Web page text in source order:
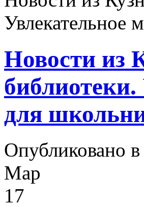
Увлекательное
Новости из
для
Опубликовано в
Мар
17